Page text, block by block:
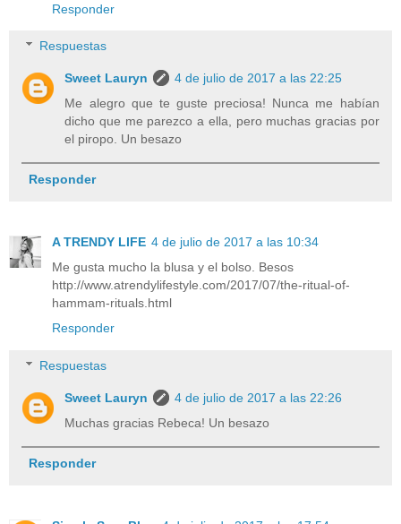
Responder
Respuestas
Sweet Lauryn
4 de julio de 2017 a las 22:25
Me alegro que te guste preciosa! Nunca me habían
dicho que me parezco a ella, pero muchas gracias por
el piropo. Un besazo
Responder
A TRENDY LIFE 4 de julio de 2017 a las 10:34
Me gusta mucho la blusa y el bolso. Besos
http://www.atrendylifestyle.com/2017/07/the-ritual-of-
hammam-rituals.html
Responder
Respuestas
Sweet Lauryn
4 de julio de 2017 a las 22:26
Muchas gracias Rebeca! Un besazo
Responder